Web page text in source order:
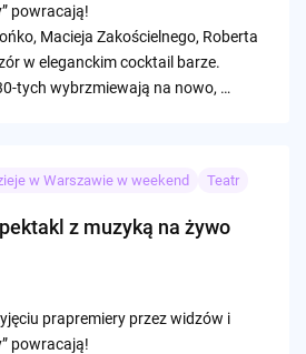
powracają!
Macieja Zakościelnego, Roberta
w eleganckim cocktail barze.
tych wybrzmiewają na nowo, …
w Warszawie w weekend Teatr
z muzyką na żywo
prapremiery przez widzów i
powracają!